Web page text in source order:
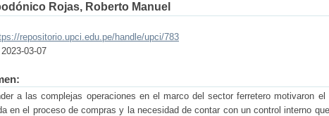
Rojas, Roberto Manuel
repositorio.upci.edu.pe/handle/upci/783
2023-03-07
a las complejas operaciones en el marco del sector ferretero motivaron
en el proceso de compras y la necesidad de contar con un control interno